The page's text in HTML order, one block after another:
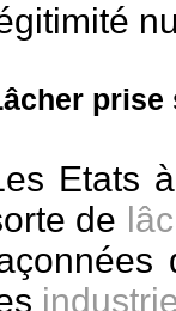
prise
Etats
de